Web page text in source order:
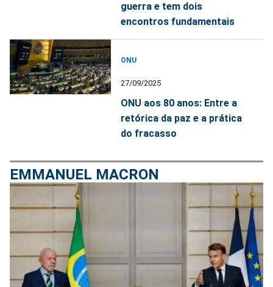
guerra e tem dois
encontros fundamentais
ONU
27/09/2025
ONU aos 80 anos: Entre a
retórica da paz e a prática
do fracasso
EMMANUEL MACRON